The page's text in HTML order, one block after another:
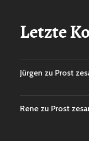
Letzte
Jürgen zu Prost
Rene zu Prost